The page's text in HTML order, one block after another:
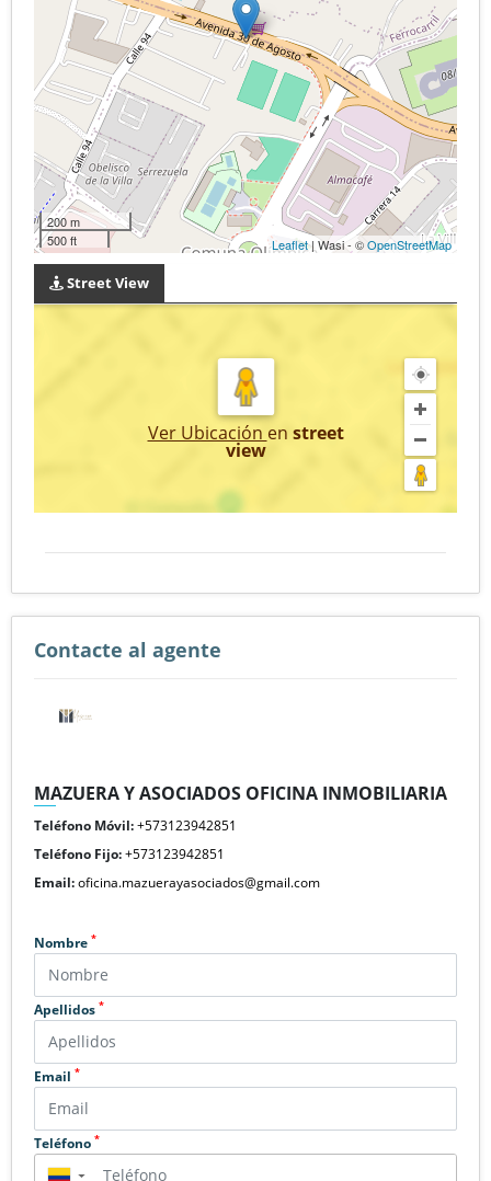
200 m
500 ft
Leaflet| Wasi - ©OpenStreetMap
Street View
Ver Ubicación en street
view
Contacte al agente
MAZUERA Y ASOCIADOS OFICINA INMOBILIARIA
Teléfono Móvil:+573123942851
Teléfono Fijo:+573123942851
Email:oficina.mazuerayasociados@gmail.com
Nombre *
Apellidos *
Email *
Teléfono *
▼